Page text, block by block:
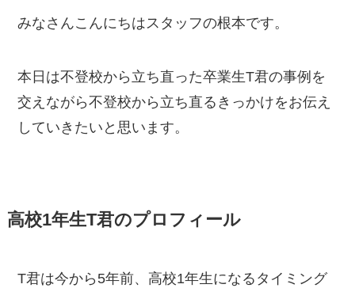
みなさんこんにちはスタッフの根本です。
本日は不登校から立ち直った卒業生T君の事例を
交えながら不登校から立ち直るきっかけをお伝え
していきたいと思います。
高校1年生T君のプロフィール
T君は今から5年前、高校1年生になるタイミング